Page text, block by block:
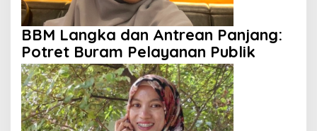
BBM Langka dan Antrean Panjang:
Potret Buram Pelayanan Publik